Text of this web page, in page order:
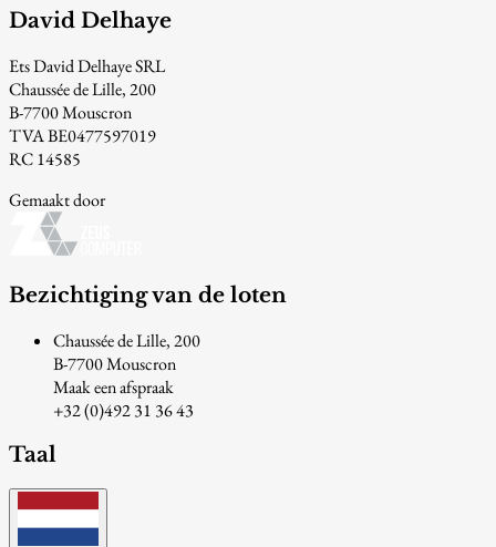
David Delhaye
Ets David Delhaye SRL
Chaussée de Lille, 200
B-7700 Mouscron
TVA BE0477597019
RC 14585
Gemaakt door
Bezichtiging van de loten
Chaussée de Lille, 200
B-7700 Mouscron
Maak een afspraak
+32 (0)492 31 36 43
Taal